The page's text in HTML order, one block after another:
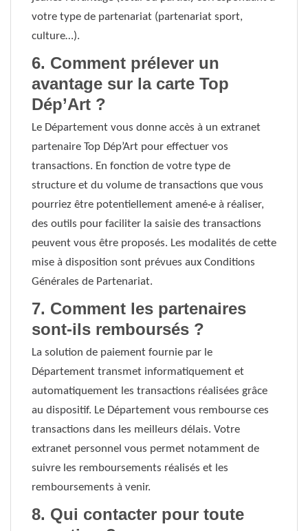
votre type de partenariat (partenariat sport,
culture…).
6. Comment prélever un
avantage sur la carte Top
Dép’Art ?
Le Département vous donne accès à un extranet
partenaire Top Dép’Art pour effectuer vos
transactions. En fonction de votre type de
structure et du volume de transactions que vous
pourriez être potentiellement amené·e à réaliser,
des outils pour faciliter la saisie des transactions
peuvent vous être proposés. Les modalités de cette
mise à disposition sont prévues aux Conditions
Générales de Partenariat.
7. Comment les partenaires
sont-ils remboursés ?
La solution de paiement fournie par le
Département transmet informatiquement et
automatiquement les transactions réalisées grâce
au dispositif. Le Département vous rembourse ces
transactions dans les meilleurs délais. Votre
extranet personnel vous permet notamment de
suivre les remboursements réalisés et les
remboursements à venir.
8. Qui contacter pour toute